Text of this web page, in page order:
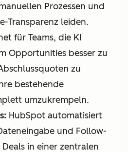
Prozessen und
Transparenz leiden.
für Teams, die KI
Opportunities besser zu
zu
bestehende
umzukrempeln.
HubSpot automatisiert
und Follow-
in einer zentralen